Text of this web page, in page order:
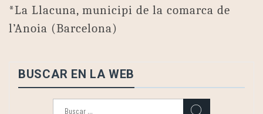
*La Llacuna, municipi de la comarca de
l’Anoia (Barcelona)
BUSCAR EN LA WEB